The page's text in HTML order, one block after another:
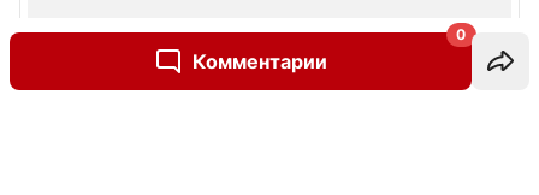
Комментарии
0